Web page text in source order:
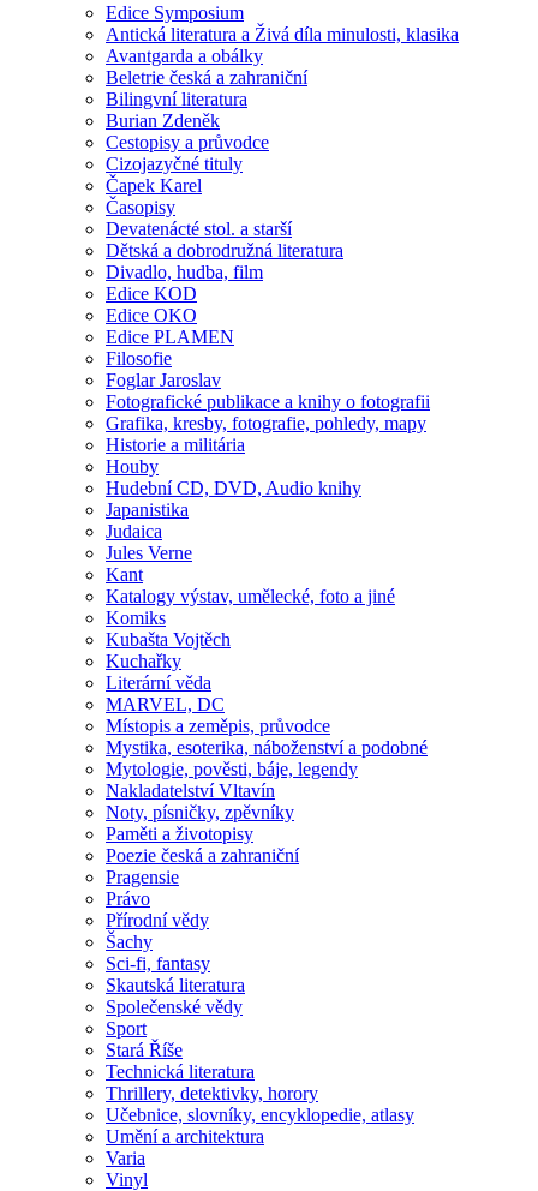
Edice Symposium
Antická literatura a Živá díla minulosti, klasika
Avantgarda a obálky
Beletrie česká a zahraniční
Bilingvní literatura
Burian Zdeněk
Cestopisy a průvodce
Cizojazyčné tituly
Čapek Karel
Časopisy
Devatenácté stol. a starší
Dětská a dobrodružná literatura
Divadlo, hudba, film
Edice KOD
Edice OKO
Edice PLAMEN
Filosofie
Foglar Jaroslav
Fotografické publikace a knihy o fotografii
Grafika, kresby, fotografie, pohledy, mapy
Historie a militária
Houby
Hudební CD, DVD, Audio knihy
Japanistika
Judaica
Jules Verne
Kant
Katalogy výstav, umělecké, foto a jiné
Komiks
Kubašta Vojtěch
Kuchařky
Literární věda
MARVEL, DC
Místopis a zeměpis, průvodce
Mystika, esoterika, náboženství a podobné
Mytologie, pověsti, báje, legendy
Nakladatelství Vltavín
Noty, písničky, zpěvníky
Paměti a životopisy
Poezie česká a zahraniční
Pragensie
Právo
Přírodní vědy
Šachy
Sci-fi, fantasy
Skautská literatura
Společenské vědy
Sport
Stará Říše
Technická literatura
Thrillery, detektivky, horory
Učebnice, slovníky, encyklopedie, atlasy
Umění a architektura
Varia
Vinyl